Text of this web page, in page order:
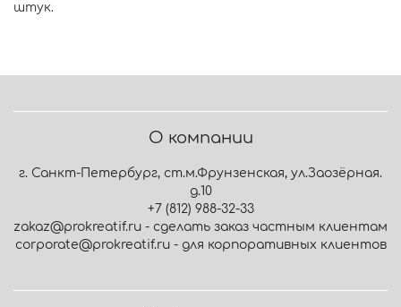
штук.
О компании
г. Санкт-Петербург, ст.м.Фрунзенская, ул.Заозёрная.
д.10
+7 (812) 988-32-33
zakaz@prokreatif.ru - сделать заказ частным клиентам
corporate@prokreatif.ru - для корпоративных клиентов